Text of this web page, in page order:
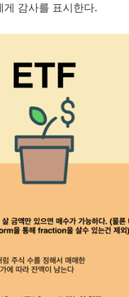
감사를 표시한다.